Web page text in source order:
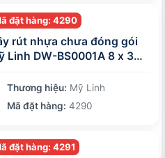
đặt hàng: 4290
rút nhựa chưa đóng gói
Linh DW-BS0001A 8 x 300
Thương hiệu: Mỹ Linh
Mã đặt hàng: 4290
đặt hàng: 4291